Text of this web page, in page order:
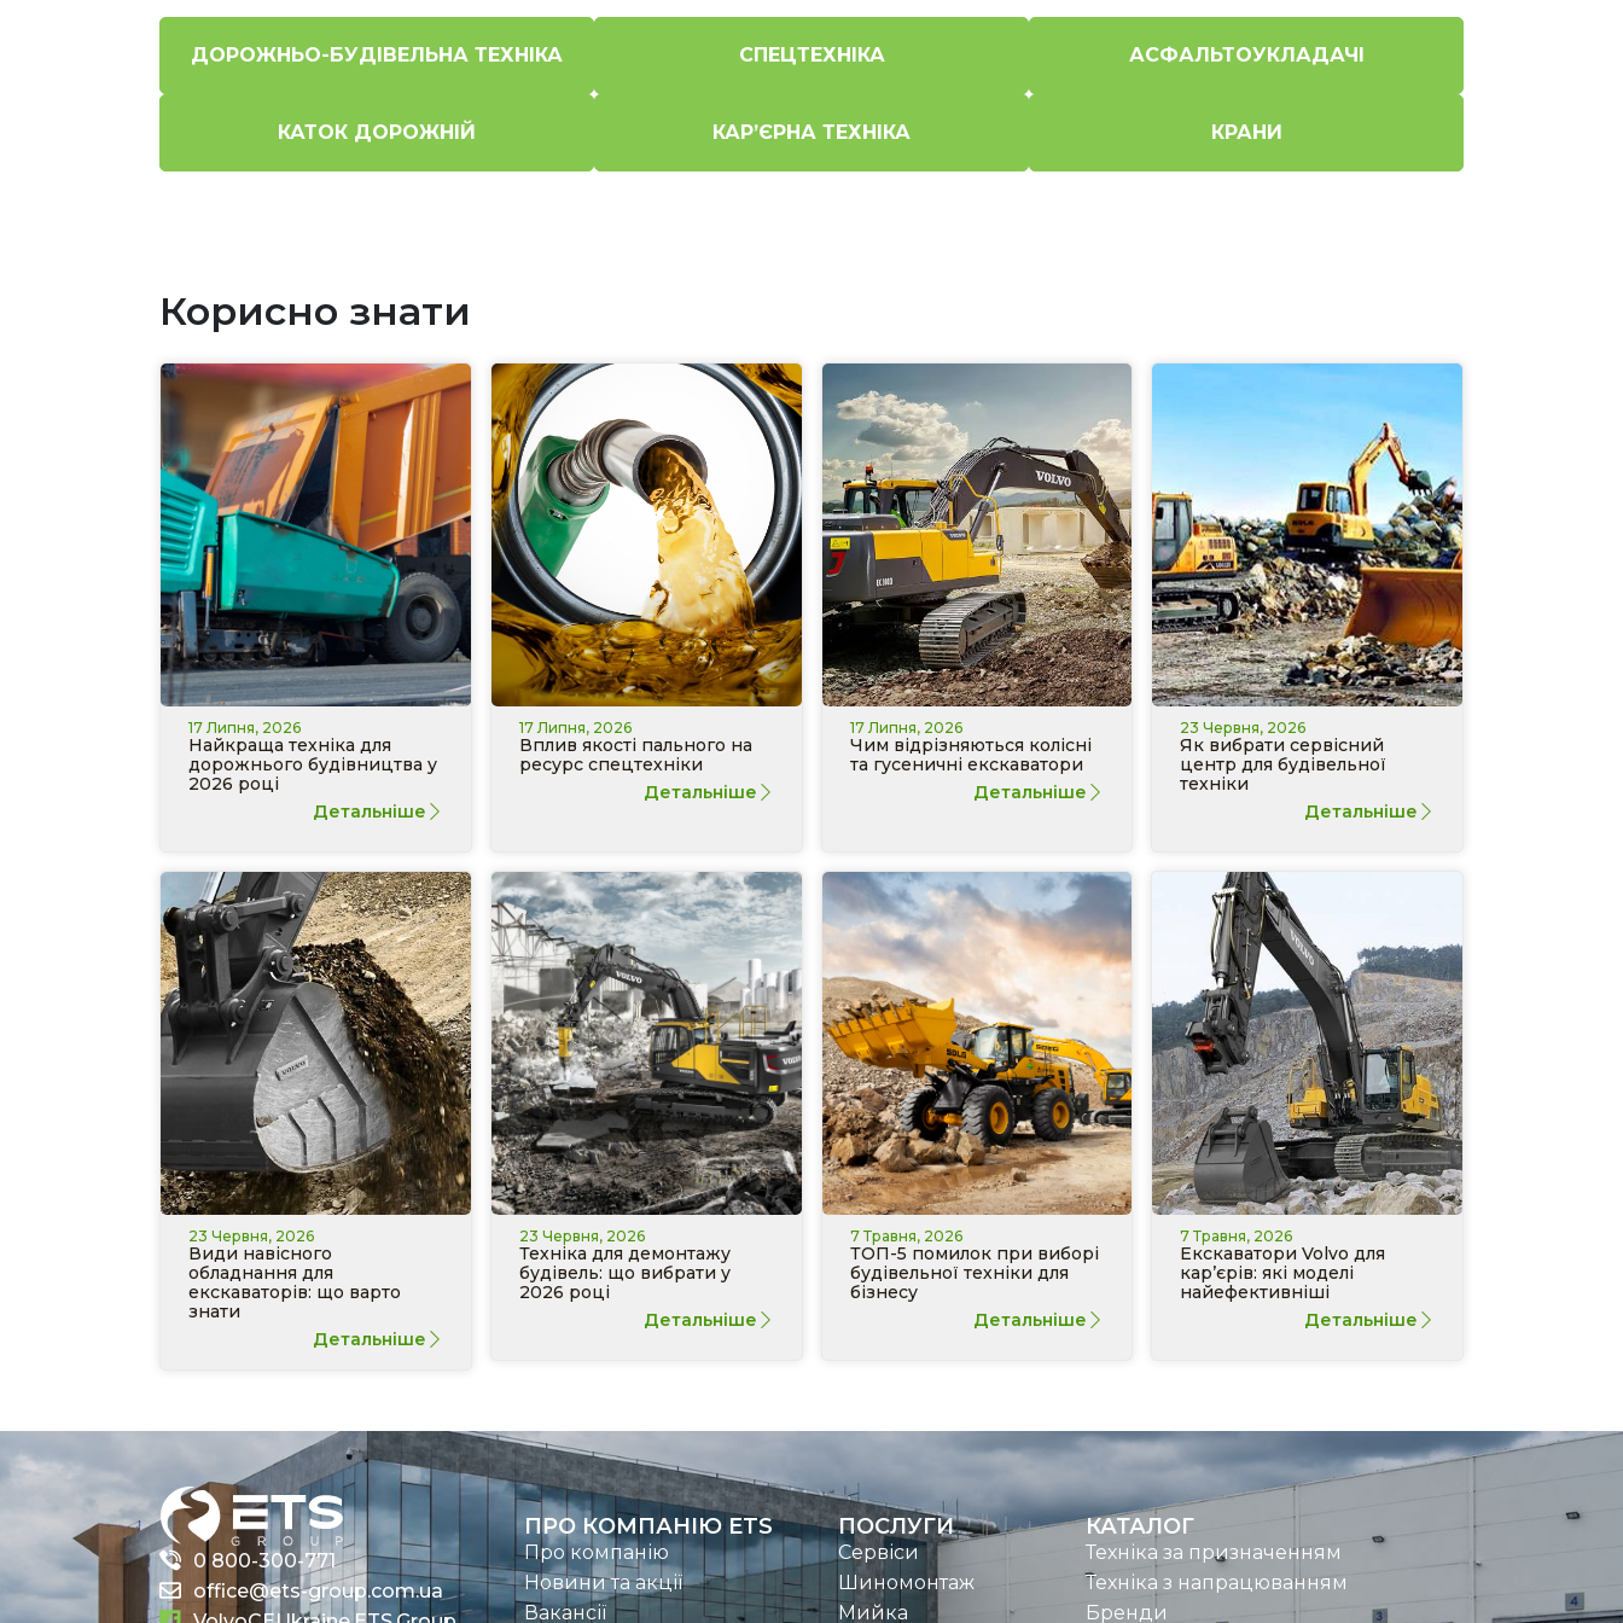
ДОРОЖНЬО-БУДІВЕЛЬНА ТЕХНІКА СПЕЦТЕХНІКА АСФАЛЬТОУКЛАДАЧІ
КАТОК ДОРОЖНІЙ КАР’ЄРНА ТЕХНІКА КРАНИ
Корисно знати
17 Липня, 2026
Найкраща техніка для
дорожнього будівництва у
2026 році
Детальніше
17 Липня, 2026
Вплив якості пального на
ресурс спецтехніки
Детальніше
17 Липня, 2026
Чим відрізняються колісні
та гусеничні екскаватори
Детальніше
23 Червня, 2026
Як вибрати сервісний
центр для будівельної
техніки
Детальніше
23 Червня, 2026
Види навісного
обладнання для
екскаваторів: що варто
знати
Детальніше
23 Червня, 2026
Техніка для демонтажу
будівель: що вибрати у
2026 році
Детальніше
7 Травня, 2026
ТОП-5 помилок при виборі
будівельної техніки для
бізнесу
Детальніше
7 Травня, 2026
Екскаватори Volvo для
кар’єрів: які моделі
найефективніші
Детальніше
0 800-300-771
office@ets-group.com.ua
ПРО КОМПАНІЮ ETS
Про компанію
Новини та акції
Вакансії
ПОСЛУГИ
Сервіси
Шиномонтаж
Мийка
КАТАЛОГ
Техніка за призначенням
Техніка з напрацюванням
Бренди